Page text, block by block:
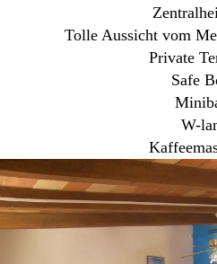
Tolle Aussicht vom
Private
Safe
W-